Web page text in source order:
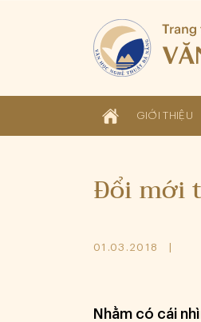
GIỚI THIỆU
Đổi mới
01.03.2018
Nhằm có cái